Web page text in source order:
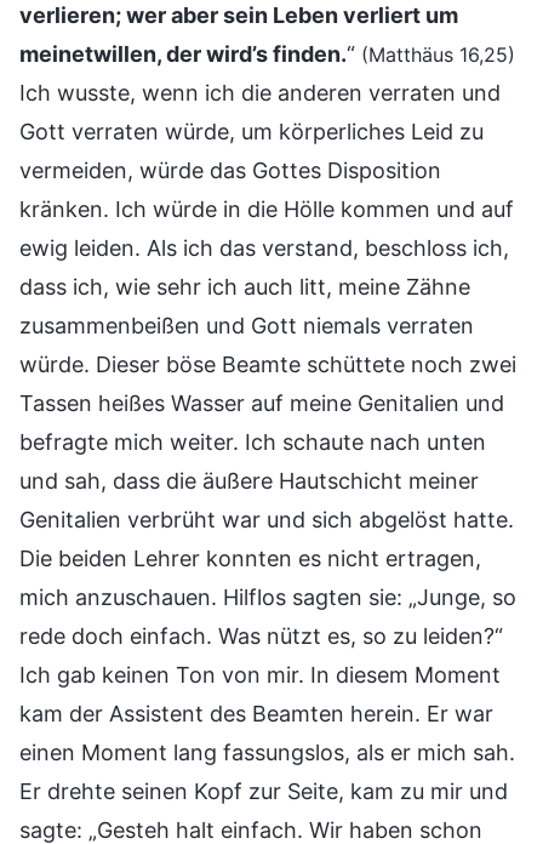
verlieren; wer aber sein Leben verliert um
meinetwillen, der wird’s finden.“ (Matthäus 16,25)
Ich wusste, wenn ich die anderen verraten und
Gott verraten würde, um körperliches Leid zu
vermeiden, würde das Gottes Disposition
kränken. Ich würde in die Hölle kommen und auf
ewig leiden. Als ich das verstand, beschloss ich,
dass ich, wie sehr ich auch litt, meine Zähne
zusammenbeißen und Gott niemals verraten
würde. Dieser böse Beamte schüttete noch zwei
Tassen heißes Wasser auf meine Genitalien und
befragte mich weiter. Ich schaute nach unten
und sah, dass die äußere Hautschicht meiner
Genitalien verbrüht war und sich abgelöst hatte.
Die beiden Lehrer konnten es nicht ertragen,
mich anzuschauen. Hilflos sagten sie: „Junge, so
rede doch einfach. Was nützt es, so zu leiden?“
Ich gab keinen Ton von mir. In diesem Moment
kam der Assistent des Beamten herein. Er war
einen Moment lang fassungslos, als er mich sah.
Er drehte seinen Kopf zur Seite, kam zu mir und
sagte: „Gesteh halt einfach. Wir haben schon